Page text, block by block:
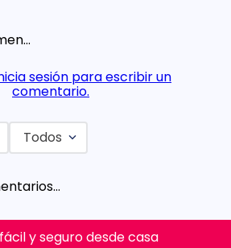
sesión para escribir un
comentario.
Todos
y seguro desde casa